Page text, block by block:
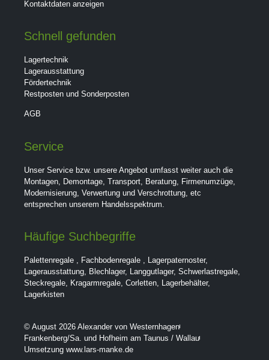
Kontaktdaten anzeigen
Schnell gefunden
Lagertechnik
Lagerausstattung
Fördertechnik
Restposten und Sonderposten
AGB
Service
Unser Service bzw. unsere Angebot umfasst weiter auch die
Montagen, Demontage, Transport, Beratung, Firmenumzüge,
Modernisierung, Verwertung und Verschrottung, etc
entsprechen unserem Handelsspektrum.
Häufige Suchbegriffe
Palettenregale , Fachbodenregale , Lagerpaternoster,
Lagerausstattung, Blechlager, Langgutlager, Schwerlastregale,
Steckregale, Kragarmregale, Corletten, Lagerbehälter,
Lagerkisten
© August 2026 Alexander von Westernhagen
Frankenberg/Sa. und Hofheim am Taunus / Wallau
Umsetzung www.lars-manke.de